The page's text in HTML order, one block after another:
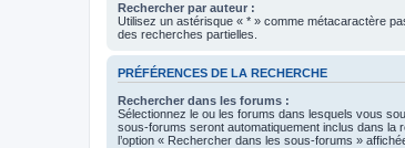
Rechercher par auteur :
Utilisez un astérisque « * » comme métacaractère
des recherches partielles.
PRÉFÉRENCES DE LA RECHERCHE
Rechercher dans les forums :
Sélectionnez le ou les forums dans lesquels vous
sous-forums seront automatiquement inclus dans la
l’option « Rechercher dans les sous-forums »